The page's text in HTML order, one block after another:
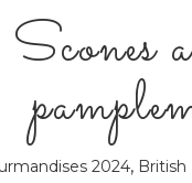
Scones
2024, British